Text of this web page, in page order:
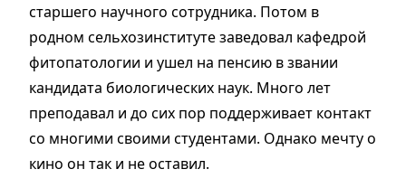
старшего научного сотрудника. Потом в
родном сельхозинституте заведовал кафедрой
фитопатологии и ушел на пенсию в звании
кандидата биологических наук. Много лет
преподавал и до сих пор поддерживает контакт
со многими своими студентами. Однако мечту о
кино он так и не оставил.